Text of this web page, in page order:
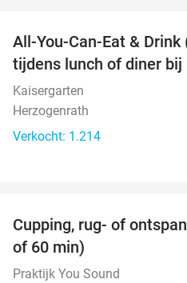
All-You-Can-Eat &
tijdens lunch of diner bij
Kaisergarten
Herzogenrath
Verkocht: 1.214
Cupping, rug- of
of 60 min)
Praktijk You Sound